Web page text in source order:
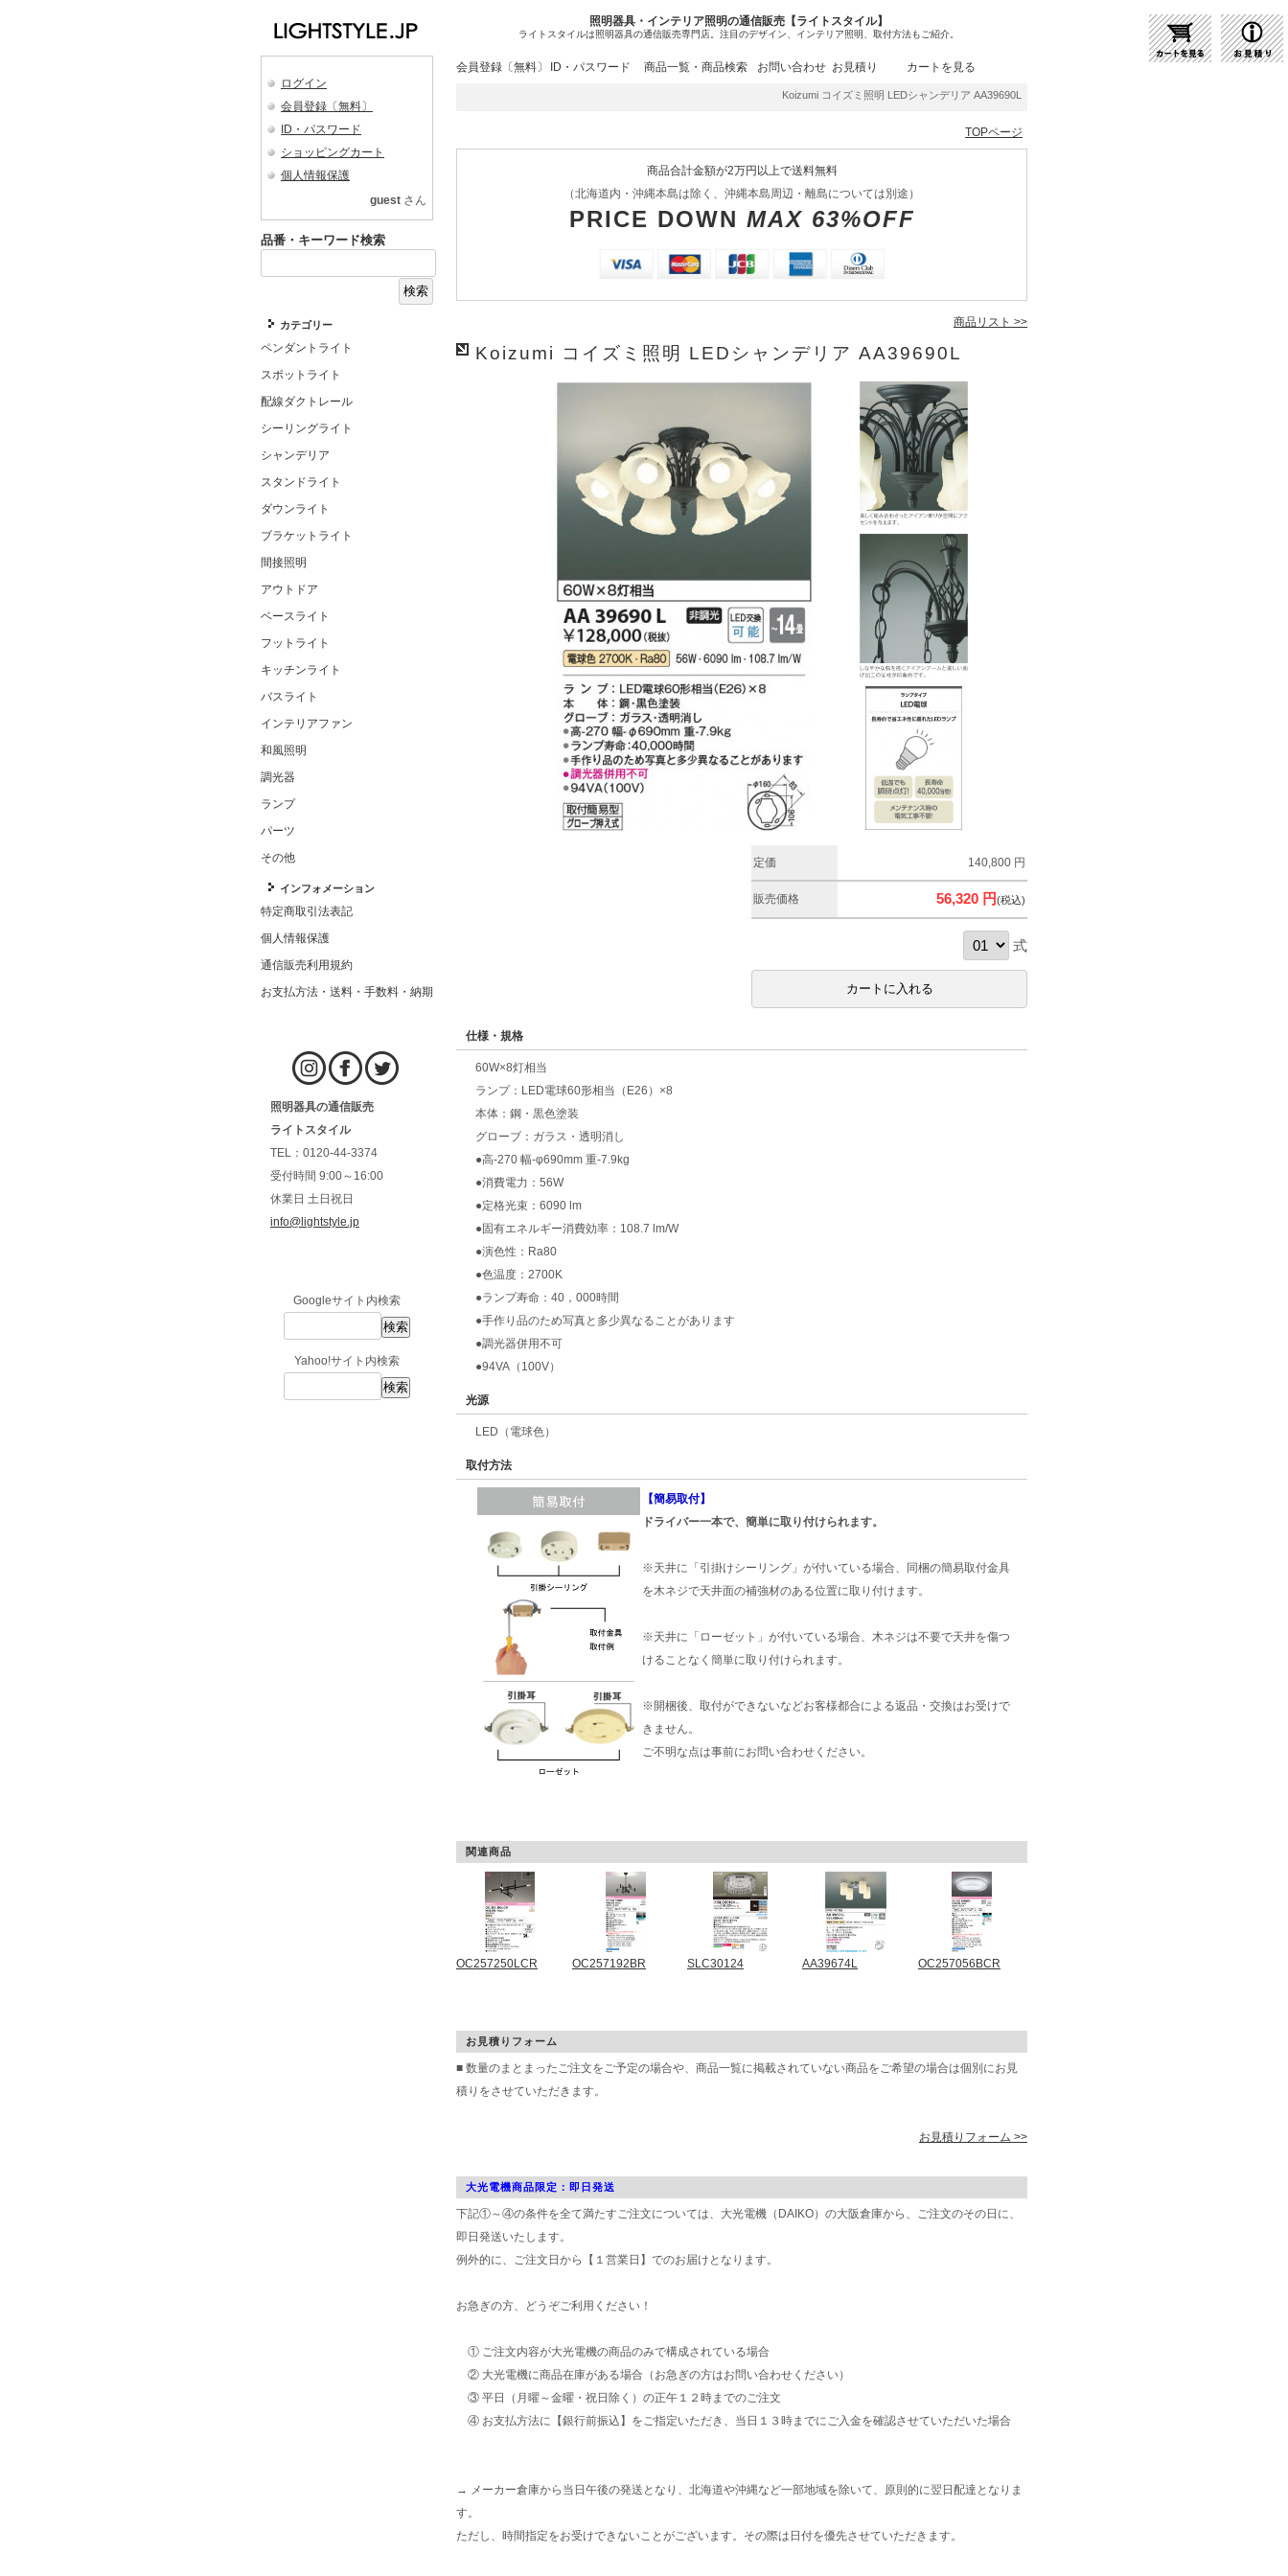
照明器具・インテリア照明の通信販売【ライトスタイル】
ライトスタイルは照明器具の通信販売専門店。注目のデザイン、インテリア照明、取付方法もご紹介。
ログイン
会員登録〔無料〕
ID・パスワード
ショッピングカート
個人情報保護
guest さん
品番・キーワード検索
カテゴリー
ペンダントライト
スポットライト
配線ダクトレール
シーリングライト
シャンデリア
スタンドライト
ダウンライト
ブラケットライト
間接照明
アウトドア
ベースライト
フットライト
キッチンライト
バスライト
インテリアファン
和風照明
調光器
ランプ
パーツ
その他
インフォメーション
特定商取引法表記
個人情報保護
通信販売利用規約
お支払方法・送料・手数料・納期
照明器具の通信販売
ライトスタイル
TEL：0120-44-3374
受付時間 9:00～16:00
休業日 土日祝日
info@lightstyle.jp
Googleサイト内検索
Yahoo!サイト内検索
会員登録〔無料〕 ID・パスワード 商品一覧・商品検索 お問い合わせ お見積り カートを見る
Koizumi コイズミ照明 LEDシャンデリア AA39690L | 商品紹介 | 照明器具の通販・インテリア照明の通信販売【
TOPページ
商品合計金額が2万円以上で送料無料
（北海道内・沖縄本島は除く、沖縄本島周辺・離島については別途）
PRICE DOWN MAX 63%OFF
商品リスト >>
Koizumi コイズミ照明 LEDシャンデリア AA39690L
定価 140,800 円
販売価格 56,320 円(税込)
式
仕様・規格
60W×8灯相当
ランプ：LED電球60形相当（E26）×8
本体：鋼・黒色塗装
グローブ：ガラス・透明消し
●高-270 幅-φ690mm 重-7.9kg
●消費電力：56W
●定格光束：6090 lm
●固有エネルギー消費効率：108.7 lm/W
●演色性：Ra80
●色温度：2700K
●ランプ寿命：40，000時間
●手作り品のため写真と多少異なることがあります
●調光器併用不可
●94VA（100V）
光源
LED（電球色）
取付方法
【簡易取付】
ドライバー一本で、簡単に取り付けられます。
※天井に「引掛けシーリング」が付いている場合、同梱の簡易取付金具
を木ネジで天井面の補強材のある位置に取り付けます。
※天井に「ローゼット」が付いている場合、木ネジは不要で天井を傷つ
けることなく簡単に取り付けられます。
※開梱後、取付ができないなどお客様都合による返品・交換はお受けで
きません。
ご不明な点は事前にお問い合わせください。
関連商品
OC257250LCR OC257192BR SLC30124 AA39674L OC257056BCR
お見積りフォーム
■ 数量のまとまったご注文をご予定の場合や、商品一覧に掲載されていない商品をご希望の場合は個別にお見
積りをさせていただきます。
お見積りフォーム >>
大光電機商品限定：即日発送
下記①～④の条件を全て満たすご注文については、大光電機（DAIKO）の大阪倉庫から、ご注文のその日に、
即日発送いたします。
例外的に、ご注文日から【１営業日】でのお届けとなります。
お急ぎの方、どうぞご利用ください！
① ご注文内容が大光電機の商品のみで構成されている場合
② 大光電機に商品在庫がある場合（お急ぎの方はお問い合わせください）
③ 平日（月曜～金曜・祝日除く）の正午１２時までのご注文
④ お支払方法に【銀行前振込】をご指定いただき、当日１３時までにご入金を確認させていただいた場合
→ メーカー倉庫から当日午後の発送となり、北海道や沖縄など一部地域を除いて、原則的に翌日配達となりま
す。
ただし、時間指定をお受けできないことがございます。その際は日付を優先させていただきます。